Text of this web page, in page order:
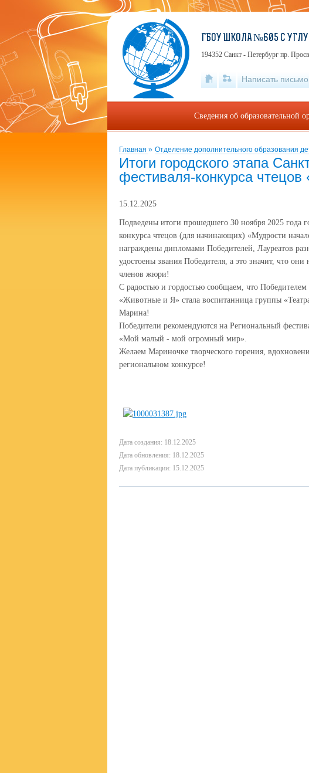
Главная » Отделение дополнительного образования
Итоги городского этапа
фестиваля-конкурса
15.12.2025
Подведены итоги прошедшего 30 ноября 2025 года
конкурса чтецов (для начинающих) «Мудрости
награждены дипломами Победителей, Лауреатов
удостоены звания Победителя, а это значит, что
членов жюри!
С радостью и гордостью сообщаем, что
«Животные и Я» стала воспитанница группы
Марина!
Победители рекомендуются на Региональный
«Мой малый - мой огромный мир».
Желаем Мариночке творческого горения,
региональном конкурсе!
Дата создания: 18.12.2025
Дата обновления: 18.12.2025
Дата публикации: 15.12.2025
ГБОУ ШКОЛА №605 С
194352 Санкт - Петербург пр.
Написать письмо
Сведения об образовательной